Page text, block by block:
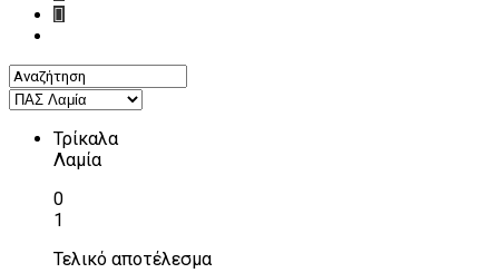
Τρίκαλα
Λαμία
0
1
Τελικό αποτέλεσμα